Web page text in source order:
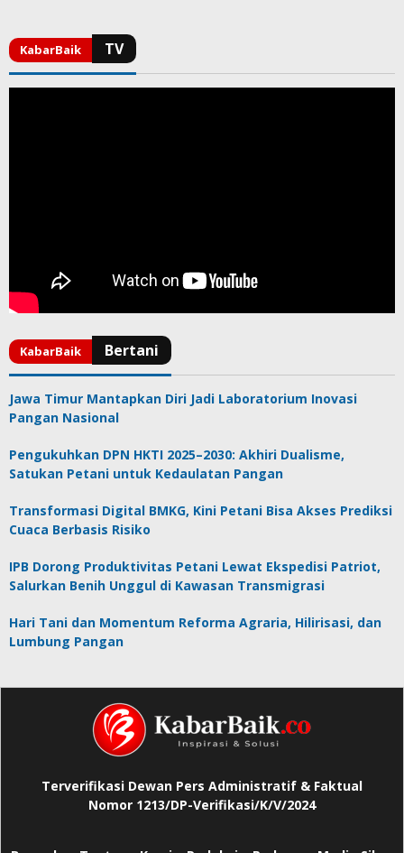
Jawa Timur Mantapkan Diri Jadi Laboratorium Inovasi
Pangan Nasional
Pengukuhkan DPN HKTI 2025–2030: Akhiri Dualisme,
Satukan Petani untuk Kedaulatan Pangan
Transformasi Digital BMKG, Kini Petani Bisa Akses Prediksi
Cuaca Berbasis Risiko
IPB Dorong Produktivitas Petani Lewat Ekspedisi Patriot,
Salurkan Benih Unggul di Kawasan Transmigrasi
Hari Tani dan Momentum Reforma Agraria, Hilirisasi, dan
Lumbung Pangan
Terverifikasi Dewan Pers Administratif & Faktual
Nomor 1213/DP-Verifikasi/K/V/2024